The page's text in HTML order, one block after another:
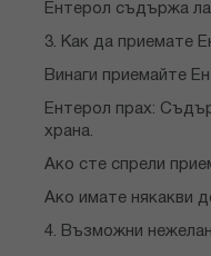
Ентерол съдържа
3. Как да приемате
Винаги приемайте
Ентерол прах:
храна.
Ако сте спрели
Ако имате някакви
4. Възможни